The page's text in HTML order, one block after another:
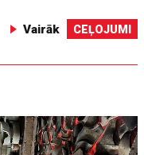
Vairāk CEĻOJUMI